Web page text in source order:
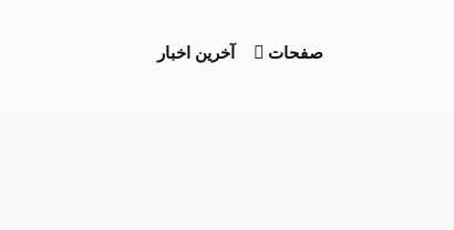
صفحات آخرین اخبار